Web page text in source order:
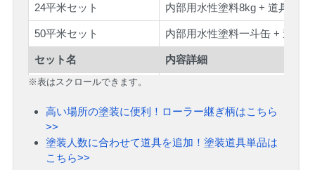
24平米セット 内部用水性塗料8kg + 道具セッ
50平米セット 内部用水性塗料一斗缶 + 道具
セット名 内容詳細
<下塗り付>3平米セット
<下塗り付>6平米セット 内部用水性塗料2kg + 道具セ
<下塗り付>9平米セット 内部用水性塗料3kg + 道具セ
<下塗り付>12平米セット
※表はスクロールできます。
高い場所の塗装に便利！ローラー継ぎ柄はこちら
>>
塗装人数に合わせて道具を追加！塗装道具単品は
こちら>>